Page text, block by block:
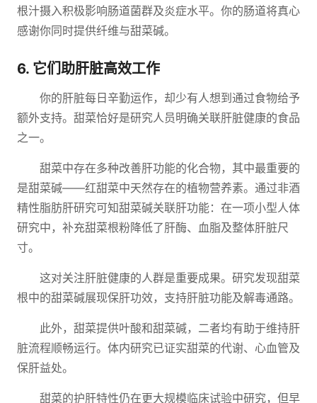
根汁摄入积极影响肠道菌群及炎症水平。你的肠道将真心
感谢你同时提供纤维与甜菜碱。
6. 它们助肝脏高效工作
你的肝脏每日辛勤运作，却少有人想到通过食物给予
额外支持。甜菜恰好是研究人员明确关联肝脏健康的食品
之一。
甜菜中存在多种改善肝功能的化合物，其中最重要的
是甜菜碱——红甜菜中天然存在的植物营养素。通过非酒
精性脂肪肝研究可知甜菜碱关联肝功能：在一项小型人体
研究中，补充甜菜根粉降低了肝酶、血脂及整体肝脏尺
寸。
这对关注肝脏健康的人群是重要成果。研究发现甜菜
根中的甜菜碱展现保肝功效，支持肝脏功能及解毒通路。
此外，甜菜提供叶酸和甜菜碱，二者均有助于维持肝
脏流程顺畅运行。体内研究已证实甜菜的代谢、心血管及
保肝益处。
甜菜的护肝特性仍在更大规模临床试验中研究，但早